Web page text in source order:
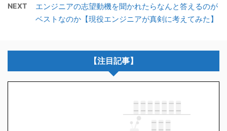
NEXT
エンジニアの志望動機を聞かれたらなんと答えるのが
ベストなのか【現役エンジニアが真剣に考えてみた】
【注目記事】